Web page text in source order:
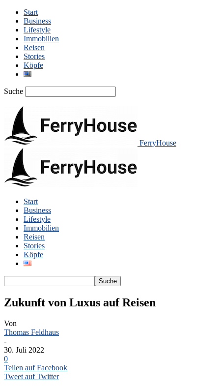
Start
Business
Lifestyle
Immobilien
Reisen
Stories
Köpfe
Suche
FerryHouse
Start
Business
Lifestyle
Immobilien
Reisen
Stories
Köpfe
Zukunft von Luxus auf Reisen
Von
Thomas Feldhaus
-
30. Juli 2022
0
Teilen auf Facebook
Tweet auf Twitter